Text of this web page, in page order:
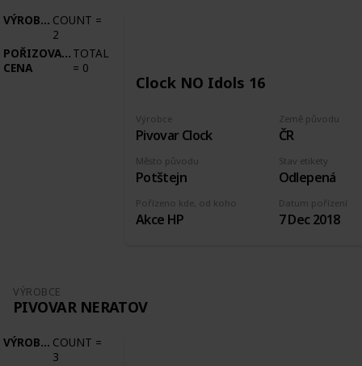
VÝROBCE COUNT =
2
POŘIZOVACÍ
CENA
TOTAL
= 0
Clock NO Idols 16
Výrobce
Pivovar Clock
Země původu
ČR
Pořízeno kde, od koho
Akce HP
Stav etikety
Odlepená
Datum pořízení
7 Dec 2018
Město původu
Potštejn
VÝROBCE
PIVOVAR NERATOV
VÝROBCE COUNT =
3